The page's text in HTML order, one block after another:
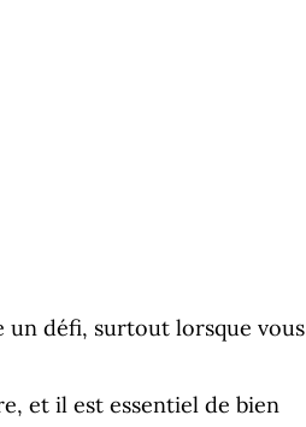
un défi, surtout lorsque vous
et il est essentiel de bien